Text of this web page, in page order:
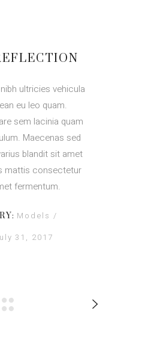
ultricies vehicula
eu leo quam.
sem lacinia quam
Maecenas sed
blandit sit amet
mattis consectetur
fermentum.
Models
31, 2017